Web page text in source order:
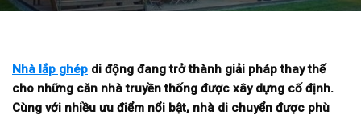
Nhà lắp ghép di động đang trở thành giải pháp thay thế
cho những căn nhà truyền thống được xây dựng cố định.
Cùng với nhiều ưu điểm nổi bật, nhà di chuyển được phù